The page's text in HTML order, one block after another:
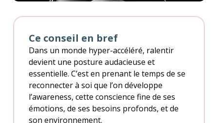
Ce conseil en bref
Dans un monde hyper-accéléré, ralentir
devient une posture audacieuse et
essentielle. C’est en prenant le temps de se
reconnecter à soi que l’on développe
l’awareness, cette conscience fine de ses
émotions, de ses besoins profonds, et de
son environnement.